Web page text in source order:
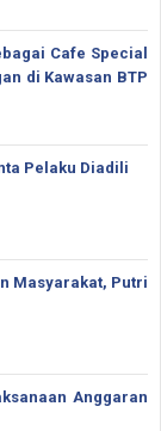
Cafe Special
di Kawasan BTP
Pelaku Diadili
Masyarakat, Putri
Anggaran